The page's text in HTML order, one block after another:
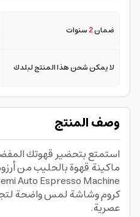
ضمان2سنوات
لا يمكن شحن هذا المنتج لبلدك
وصف المنتج
استمتع بتحضير قهوتك
كروم وشاشة لمس واضحة
عصرية.